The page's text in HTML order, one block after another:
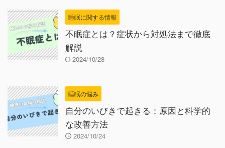
睡眠に関する情報
不眠症とは？症状から対処法まで徹底
解説
2024/10/28
睡眠の悩み
自分のいびきで起きる：原因と科学的
な改善方法
2024/10/24